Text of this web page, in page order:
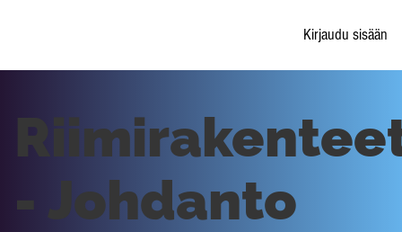
Kirjaudu sisään
- Johdanto